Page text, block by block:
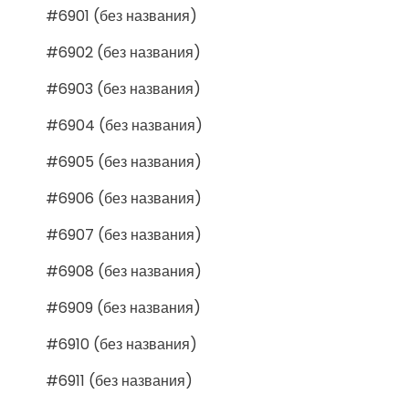
#6901 (без названия)
#6902 (без названия)
#6903 (без названия)
#6904 (без названия)
#6905 (без названия)
#6906 (без названия)
#6907 (без названия)
#6908 (без названия)
#6909 (без названия)
#6910 (без названия)
#6911 (без названия)